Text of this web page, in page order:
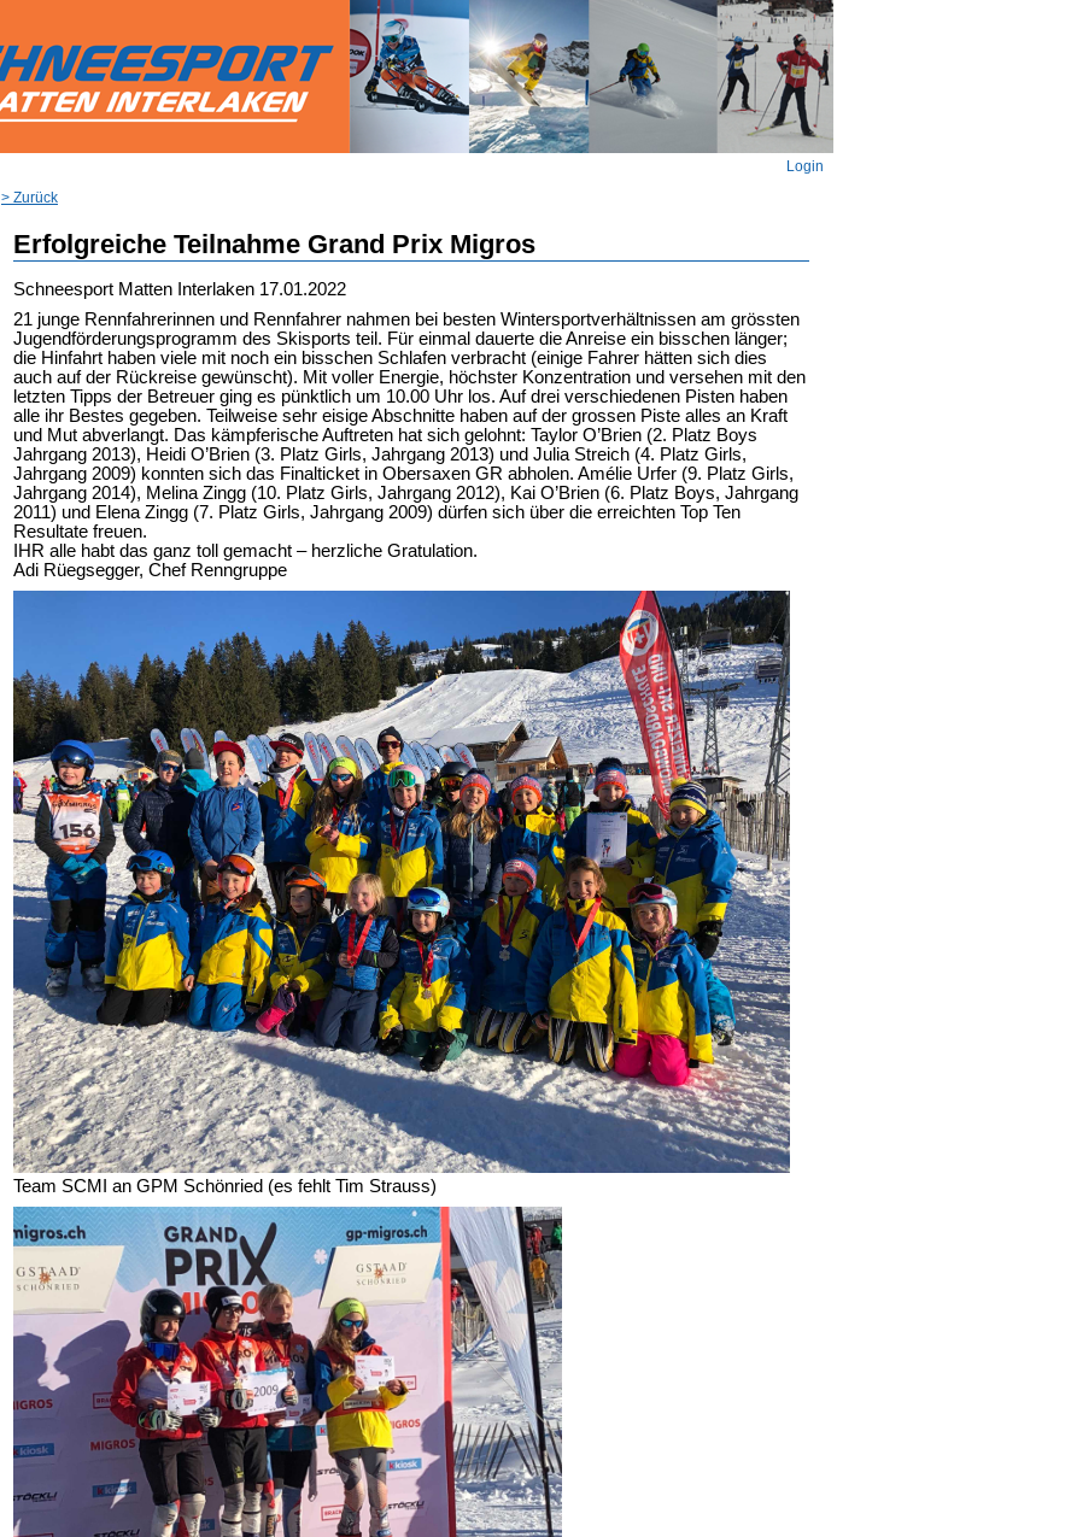
Login
> Zurück
Erfolgreiche Teilnahme Grand Prix Migros
Schneesport Matten Interlaken 17.01.2022
21 junge Rennfahrerinnen und Rennfahrer nahmen bei besten Wintersportverhältnissen am grössten
Jugendförderungsprogramm des Skisports teil. Für einmal dauerte die Anreise ein bisschen länger;
die Hinfahrt haben viele mit noch ein bisschen Schlafen verbracht (einige Fahrer hätten sich dies
auch auf der Rückreise gewünscht). Mit voller Energie, höchster Konzentration und versehen mit den
letzten Tipps der Betreuer ging es pünktlich um 10.00 Uhr los. Auf drei verschiedenen Pisten haben
alle ihr Bestes gegeben. Teilweise sehr eisige Abschnitte haben auf der grossen Piste alles an Kraft
und Mut abverlangt. Das kämpferische Auftreten hat sich gelohnt: Taylor O’Brien (2. Platz Boys
Jahrgang 2013), Heidi O’Brien (3. Platz Girls, Jahrgang 2013) und Julia Streich (4. Platz Girls,
Jahrgang 2009) konnten sich das Finalticket in Obersaxen GR abholen. Amélie Urfer (9. Platz Girls,
Jahrgang 2014), Melina Zingg (10. Platz Girls, Jahrgang 2012), Kai O’Brien (6. Platz Boys, Jahrgang
2011) und Elena Zingg (7. Platz Girls, Jahrgang 2009) dürfen sich über die erreichten Top Ten
Resultate freuen.
IHR alle habt das ganz toll gemacht – herzliche Gratulation.
Adi Rüegsegger, Chef Renngruppe
Team SCMI an GPM Schönried (es fehlt Tim Strauss)